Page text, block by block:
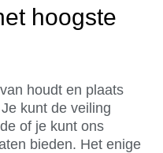
hoogste
houdt en plaats
kunt de veiling
of je kunt ons
bieden. Het enige